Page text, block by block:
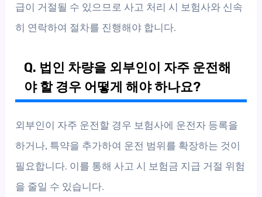
급이 거절될 수 있으므로 사고 처리 시 보험사와 신속
히 연락하여 절차를 진행해야 합니다.
Q. 법인 차량을 외부인이 자주 운전해
야 할 경우 어떻게 해야 하나요?
외부인이 자주 운전할 경우 보험사에 운전자 등록을
하거나, 특약을 추가하여 운전 범위를 확장하는 것이
필요합니다. 이를 통해 사고 시 보험금 지급 거절 위험
을 줄일 수 있습니다.